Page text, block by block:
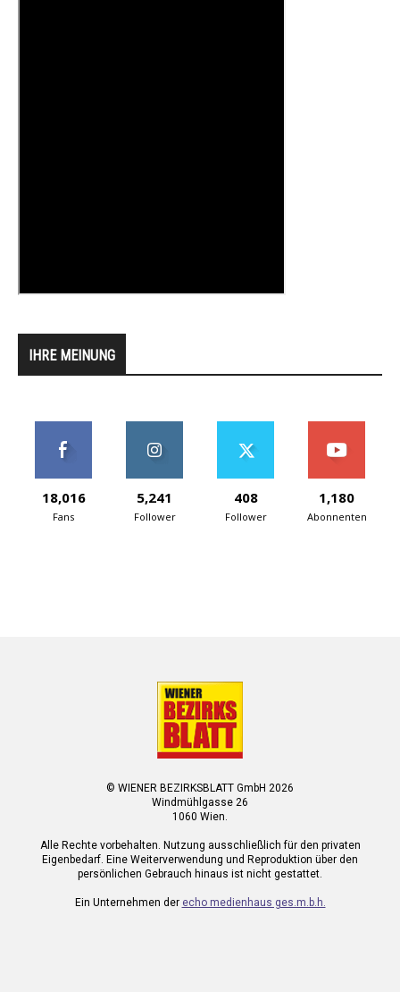
IHRE MEINUNG
18,016
Fans
5,241
Follower
408
Follower
1,180
Abonnenten
© WIENER BEZIRKSBLATT GmbH 2026
Windmühlgasse 26
1060 Wien.
Alle Rechte vorbehalten. Nutzung ausschließlich für den privaten
Eigenbedarf. Eine Weiterverwendung und Reproduktion über den
persönlichen Gebrauch hinaus ist nicht gestattet.
Ein Unternehmen der echo medienhaus ges.m.b.h.